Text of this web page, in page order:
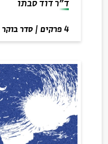
ד״ר דוד סבתו
4 פרקים | סדר בוקר